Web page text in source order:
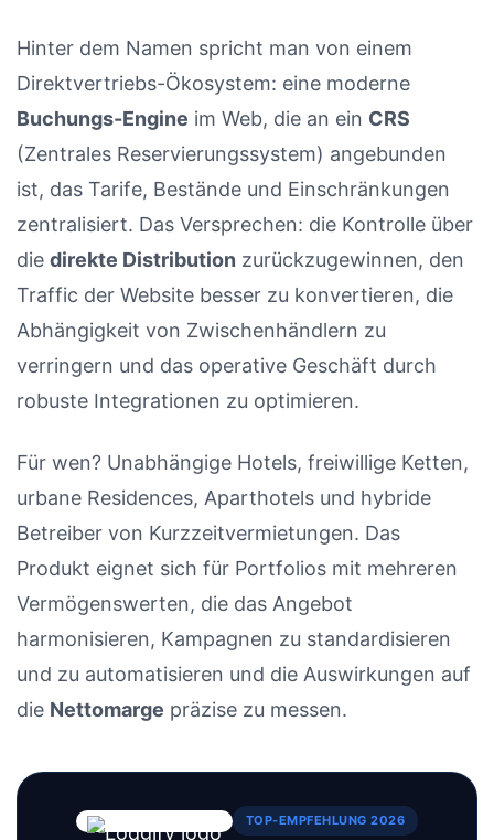
Hinter dem Namen spricht man von einem
Direktvertriebs-Ökosystem: eine moderne
Buchungs-Engine im Web, die an ein CRS
(Zentrales Reservierungssystem) angebunden
ist, das Tarife, Bestände und Einschränkungen
zentralisiert. Das Versprechen: die Kontrolle über
die direkte Distribution zurückzugewinnen, den
Traffic der Website besser zu konvertieren, die
Abhängigkeit von Zwischenhändlern zu
verringern und das operative Geschäft durch
robuste Integrationen zu optimieren.
Für wen? Unabhängige Hotels, freiwillige Ketten,
urbane Residences, Aparthotels und hybride
Betreiber von Kurzzeitvermietungen. Das
Produkt eignet sich für Portfolios mit mehreren
Vermögenswerten, die das Angebot
harmonisieren, Kampagnen zu standardisieren
und zu automatisieren und die Auswirkungen auf
die Nettomarge präzise zu messen.
TOP-EMPFEHLUNG 2026